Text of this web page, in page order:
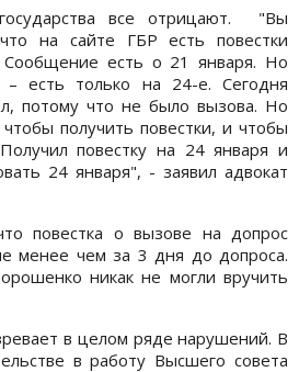
все отрицают. "Вы
на сайте ГБР есть повестки
Сообщение есть о 21 января. Но
– есть только на 24-е. Сегодня
потому что не было вызова. Но
получить повестки, и чтобы
повестку на 24 января и
24 января", - заявил адвокат
повестка о вызове на допрос
менее чем за 3 дня до допроса.
никак не могли вручить
в целом ряде нарушений. В
в работу Высшего совета